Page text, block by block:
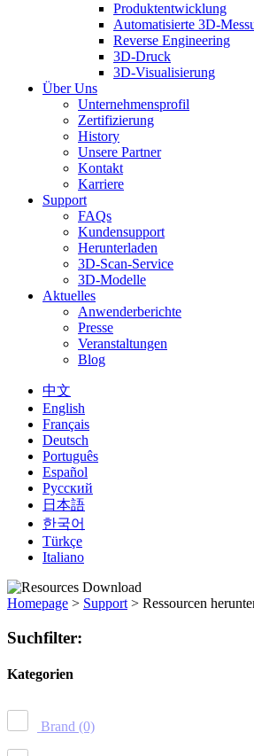
Produktentwicklung
Automatisierte 3D-
Reverse Engineering
3D-Druck
3D-Visualisierung
Über Uns
Unternehmensprofil
Zertifizierung
History
Unsere Partner
Kontakt
Karriere
Support
FAQs
Kundensupport
Herunterladen
3D-Scan-Service
3D-Modelle
Aktuelles
Anwenderberichte
Presse
Veranstaltungen
Blog
中文
English
Français
Deutsch
Português
Español
Русский
日本語
한국어
Türkçe
Italiano
Homepage > Support > Ressourcen
Suchfilter:
Kategorien
Brand (0)